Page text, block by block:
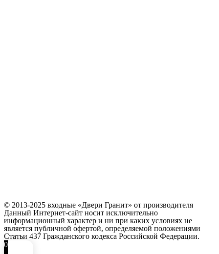
© 2013-2025 входные «Двери Гранит» от производителя
Данный Интернет-сайт носит исключительно
информационный характер и ни при каких условиях не
является публичной офертой, определяемой положениями
Статьи 437 Гражданского кодекса Российской Федерации.
0